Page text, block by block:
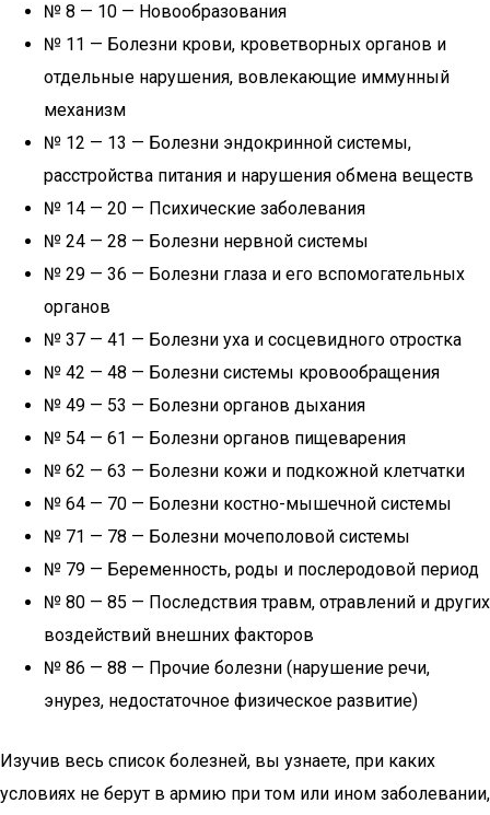
№ 8 — 10 — Новообразования
№ 11 — Болезни крови, кроветворных органов и
отдельные нарушения, вовлекающие иммунный
механизм
№ 12 — 13 — Болезни эндокринной системы,
расстройства питания и нарушения обмена веществ
№ 14 — 20 — Психические заболевания
№ 24 — 28 — Болезни нервной системы
№ 29 — 36 — Болезни глаза и его вспомогательных
органов
№ 37 — 41 — Болезни уха и сосцевидного отростка
№ 42 — 48 — Болезни системы кровообращения
№ 49 — 53 — Болезни органов дыхания
№ 54 — 61 — Болезни органов пищеварения
№ 62 — 63 — Болезни кожи и подкожной клетчатки
№ 64 — 70 — Болезни костно-мышечной системы
№ 71 — 78 — Болезни мочеполовой системы
№ 79 — Беременность, роды и послеродовой период
№ 80 — 85 — Последствия травм, отравлений и других
воздействий внешних факторов
№ 86 — 88 — Прочие болезни (нарушение речи,
энурез, недостаточное физическое развитие)
Изучив весь список болезней, вы узнаете, при каких
условиях не берут в армию при том или ином заболевании,